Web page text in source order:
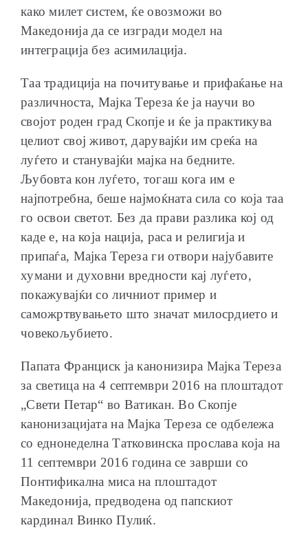
како милет систем, ќе овозможи во
Македонија да се изгради модел на
интеграција без асимилација.
Таа традиција на почитување и прифаќање на
различноста, Мајка Тереза ќе ја научи во
својот роден град Скопје и ќе ја практикува
целиот свој живот, дарувајќи им среќа на
луѓето и станувајќи мајка на бедните.
Љубовта кон луѓето, тогаш кога им е
најпотребна, беше најмоќната сила со која таа
го освои светот. Без да прави разлика кој од
каде е, на која нација, раса и религија и
припаѓа, Мајка Тереза ги отвори најубавите
хумани и духовни вредности кај луѓето,
покажувајќи со личниот пример и
саможртвувањето што значат милосрдието и
човекољубието.
Папата Франциск ја канонизира Мајка Тереза
за светица на 4 септември 2016 на плоштадот
„Свети Петар“ во Ватикан. Во Скопје
канонизацијата на Мајка Тереза се одбележа
со еднонеделна Татковинска прослава која на
11 септември 2016 година се заврши со
Понтификална миса на плоштадот
Македонија, предводена од папскиот
кардинал Винко Пулиќ.